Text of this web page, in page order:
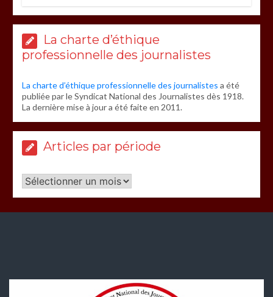
La charte d’éthique
professionnelle des journalistes
La charte d’éthique professionnelle des journalistes a été
publiée par le Syndicat National des Journalistes dès 1918.
La dernière mise à jour a été faite en 2011.
Articles par période
Articles
par
période